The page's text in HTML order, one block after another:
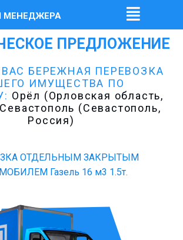
МЕНЕДЖЕРА
ПРЕДЛОЖЕНИЕ
БЕРЕЖНАЯ ПЕРЕВОЗКА
ИМУЩЕСТВА ПО
Орёл (Орловская область,
(Севастополь,
Россия)
ОТДЕЛЬНЫМ ЗАКРЫТЫМ
Газель 16 м3 1.5т.